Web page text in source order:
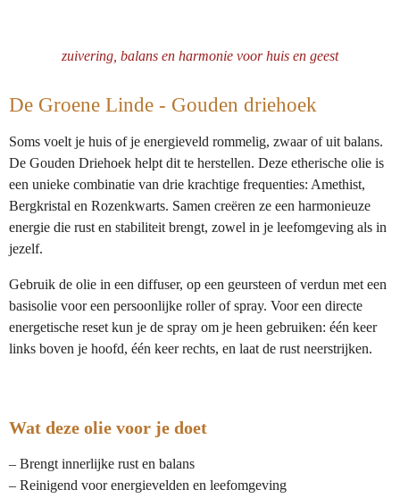
n
zuivering, balans en harmonie voor huis en geest
De Groene Linde - Gouden driehoek
Soms voelt je huis of je energieveld rommelig, zwaar of uit balans.
De Gouden Driehoek helpt dit te herstellen. Deze etherische olie is
een unieke combinatie van drie krachtige frequenties: Amethist,
Bergkristal en Rozenkwarts. Samen creëren ze een harmonieuze
energie die rust en stabiliteit brengt, zowel in je leefomgeving als in
jezelf.
Gebruik de olie in een diffuser, op een geursteen of verdun met een
basisolie voor een persoonlijke roller of spray. Voor een directe
energetische reset kun je de spray om je heen gebruiken: één keer
links boven je hoofd, één keer rechts, en laat de rust neerstrijken.
Wat deze olie voor je doet
– Brengt innerlijke rust en balans
– Reinigend voor energievelden en leefomgeving